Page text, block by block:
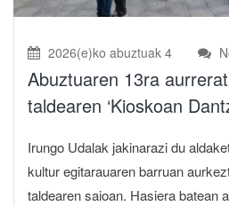
2026(e)ko abuztuak 4
Abuztuaren 13ra
taldearen ‘Kioskoan
Irungo Udalak jakinarazi du
kultur egitarauaren barruan
taldearen saioan. Hasiera batean